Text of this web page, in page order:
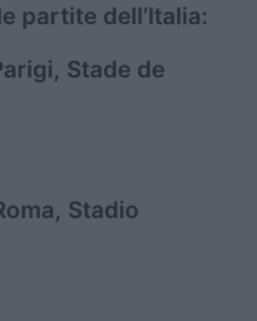
partite dell’Italia:
Stade de
Stadio